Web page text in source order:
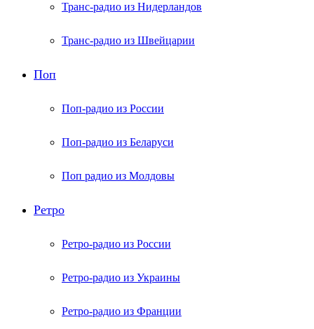
Транс-радио из Нидерландов
Транс-радио из Швейцарии
Поп
Поп-радио из России
Поп-радио из Беларуси
Поп радио из Молдовы
Ретро
Ретро-радио из России
Ретро-радио из Украины
Ретро-радио из Франции